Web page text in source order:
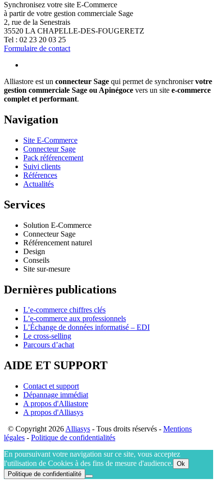
Synchronisez votre site E-Commerce
à partir de votre gestion commerciale Sage
2, rue de la Senestrais
35520 LA CHAPELLE-DES-FOUGERETZ
Tel : 02 23 20 03 25
Formulaire de contact
Alliastore est un connecteur Sage qui permet de synchroniservotre
gestion commerciale Sage ou Apinégoce vers un site e-commerce
complet et performant.
Navigation
Site E-Commerce
Connecteur Sage
Pack référencement
Suivi clients
Références
Actualités
Services
Solution E-Commerce
Connecteur Sage
Référencement naturel
Design
Conseils
Site sur-mesure
Dernières publications
L’e-commerce chiffres clés
L’e-commerce aux professionnels
L’Échange de données informatisé – EDI
Le cross-selling
Parcours d’achat
AIDE ET SUPPORT
Contact et support
Dépannage immédiat
A propos d'Alliastore
A propos d'Alliasys
© Copyright 2026 Alliasys - Tous droits réservés - Mentions
légales - Politique de confidentialités
En poursuivant votre navigation sur ce site, vous acceptez
l'utilisation de Cookies à des fins de mesure d'audience. Ok
Politique de confidentialité